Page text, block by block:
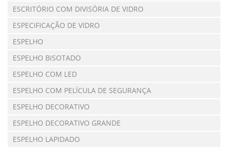
ESCRITÓRIO COM DIVISÓRIA DE VIDRO
ESPECIFICAÇÃO DE VIDRO
ESPELHO
ESPELHO BISOTADO
ESPELHO COM LED
ESPELHO COM PELÍCULA DE SEGURANÇA
ESPELHO DECORATIVO
ESPELHO DECORATIVO GRANDE
ESPELHO LAPIDADO